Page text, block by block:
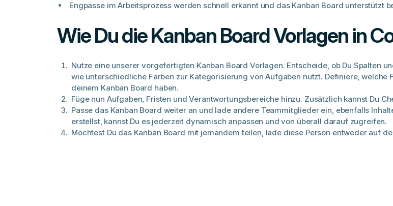
Engpässe im Arbeitsprozess werden schnell erkannt und das Kanban Board unterstützt
Wie Du die Kanban Board Vorlagen in
Nutze eine unserer vorgefertigten Kanban Board Vorlagen. Entscheide, ob Du Spalten
wie unterschiedliche Farben zur Kategorisierung von Aufgaben nutzt. Definiere,
deinem Kanban Board haben.
Füge nun Aufgaben, Fristen und Verantwortungsbereiche hinzu. Zusätzlich kannst Du
Passe das Kanban Board weiter an und lade andere Teammitglieder ein, ebenfalls
erstellst, kannst Du es jederzeit dynamisch anpassen und von überall darauf zugreifen.
Möchtest Du das Kanban Board mit jemandem teilen, lade diese Person entweder auf